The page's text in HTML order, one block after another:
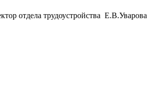
отдела трудоустройства Е.В.Уварова